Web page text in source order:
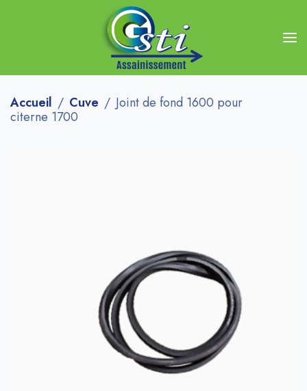
Accueil Cuve
Joint de fond 1600 pour
citerne 1700